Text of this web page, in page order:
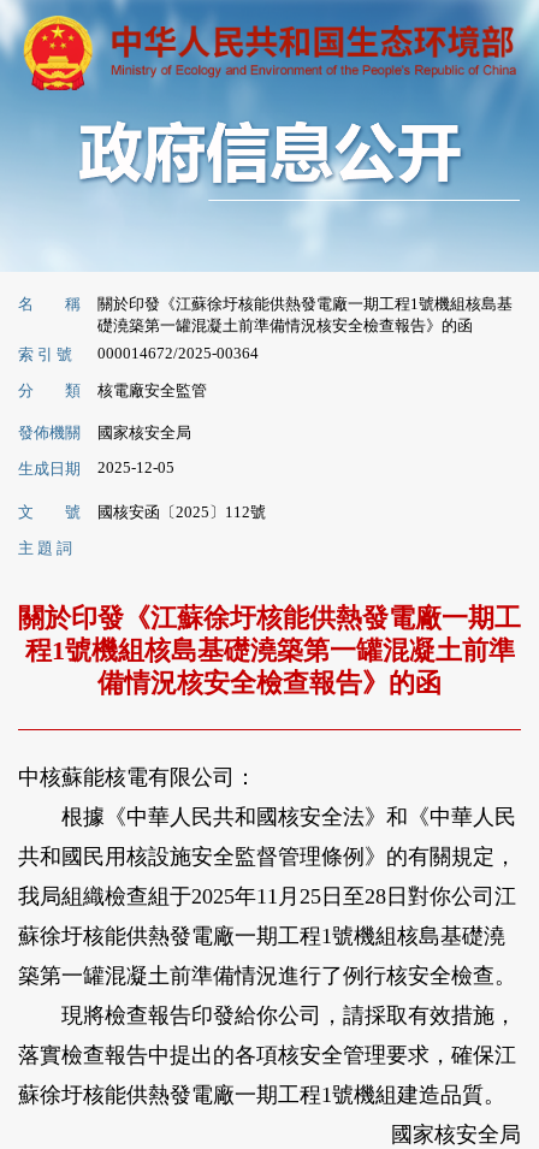
名 稱
關於印發《江蘇徐圩核能供熱發電廠一期工程1號機組核島基
礎澆築第一罐混凝土前準備情況核安全檢查報告》的函
索 引 號
000014672/2025-00364
分 類 核電廠安全監管
發佈機關
國家核安全局
生成日期
2025-12-05
文 號
國核安函〔2025〕112號
主 題 詞
關於印發《江蘇徐圩核能供熱發電廠一期工
程1號機組核島基礎澆築第一罐混凝土前準
備情況核安全檢查報告》的函
中核蘇能核電有限公司：
根據《中華人民共和國核安全法》和《中華人民
共和國民用核設施安全監督管理條例》的有關規定，
我局組織檢查組于2025年11月25日至28日對你公司江
蘇徐圩核能供熱發電廠一期工程1號機組核島基礎澆
築第一罐混凝土前準備情況進行了例行核安全檢查。
現將檢查報告印發給你公司，請採取有效措施，
落實檢查報告中提出的各項核安全管理要求，確保江
蘇徐圩核能供熱發電廠一期工程1號機組建造品質。
國家核安全局